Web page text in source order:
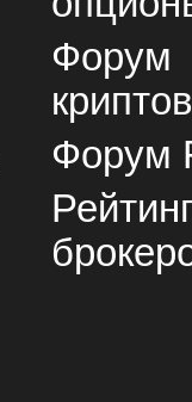
Форум
Форум